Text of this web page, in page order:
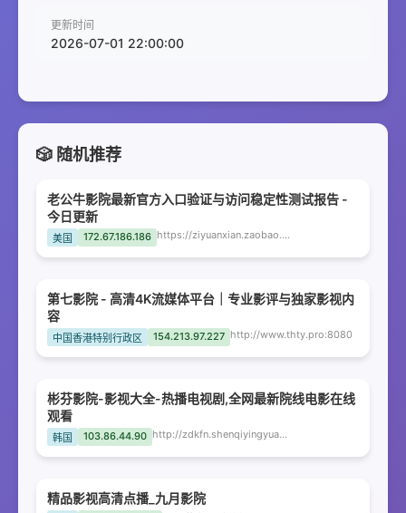
更新时间
2026-07-01 22:00:00
🎲 随机推荐
老公牛影院最新官方入口验证与访问稳定性测试报告 -
今日更新
美国 172.67.186.186 https://ziyuanxian.zaobao.my
第七影院 - 高清4K流媒体平台｜专业影评与独家影视内
容
中国香港特别行政区 154.213.97.227 http://www.thty.pro:8080
彬芬影院-影视大全-热播电视剧,全网最新院线电影在线
观看
韩国 103.86.44.90 http://zdkfn.shenqiyingyuan.com
精品影视高清点播_九月影院